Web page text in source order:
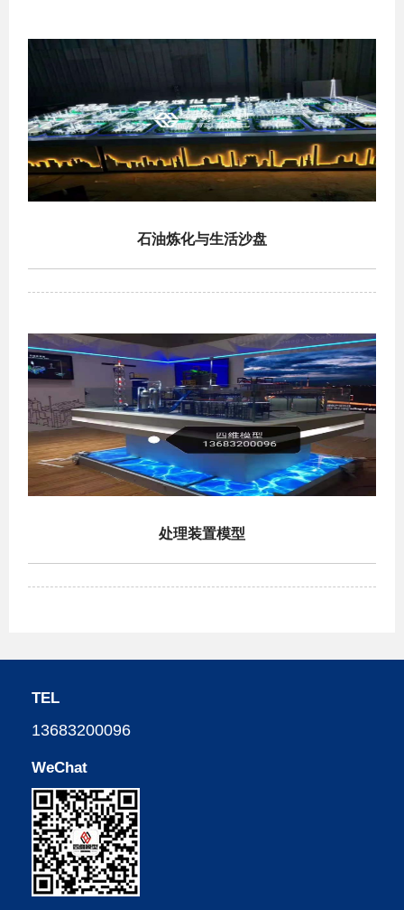
石油炼化与生活沙盘
处理装置模型
TEL
13683200096
WeChat